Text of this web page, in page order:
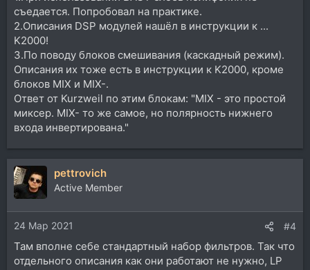
съедается. Попробовал на практике.
2.Описания DSP модулей нашёл в инструкции к ...
K2000!
3.По поводу блоков смешивания (каскадный режим).
Описания их тоже есть в инструкции к K2000, кроме
блоков MIX и MIX-.
Ответ от Kurzweil по этим блокам: "MIX - это простой
миксер. MIX- то же самое, но полярность нижнего
входа инвертирована."
pettrovich
Active Member
24 Мар 2021 #4
Там вполне себе стандартный набор фильтров. Так что
отдельного описания как они работают не нужно, LP